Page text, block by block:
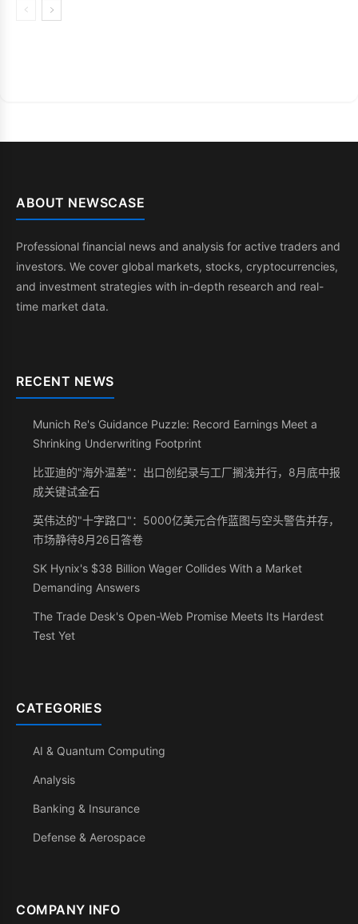
ABOUT NEWSCASE
Professional financial news and analysis for active traders and
investors. We cover global markets, stocks, cryptocurrencies,
and investment strategies with in-depth research and real-
time market data.
RECENT NEWS
Munich Re's Guidance Puzzle: Record Earnings Meet a
Shrinking Underwriting Footprint
比亚迪的"海外温差"：出口创纪录与工厂搁浅并行，8月底中报
成关键试金石
英伟达的"十字路口"：5000亿美元合作蓝图与空头警告并存，
市场静待8月26日答卷
SK Hynix's $38 Billion Wager Collides With a Market
Demanding Answers
The Trade Desk's Open-Web Promise Meets Its Hardest
Test Yet
CATEGORIES
AI & Quantum Computing
Analysis
Banking & Insurance
Defense & Aerospace
COMPANY INFO